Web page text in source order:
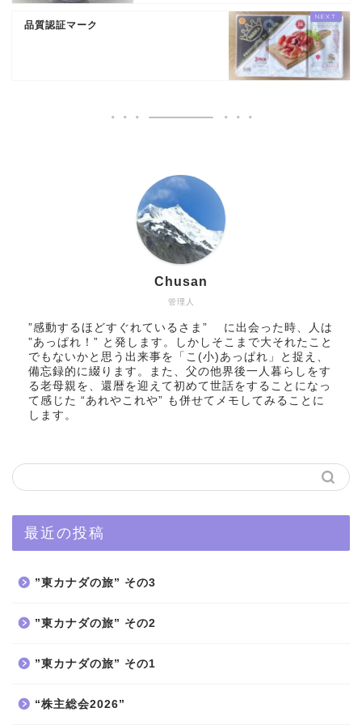
品質認証マーク
管理人
Chusan
”感動するほどすぐれているさま” に出会った時、人は
”あっぱれ！” と発します。しかしそこまで大それたこと
でもないかと思う出来事を「こ(小)あっぱれ」と捉え、
備忘録的に綴ります。また、父の他界後一人暮らしをす
る老母親を、還暦を迎えて初めて世話をすることになっ
て感じた “あれやこれや” も併せてメモしてみることに
します。
最近の投稿
”東カナダの旅” その3
”東カナダの旅” その2
”東カナダの旅” その1
“株主総会2026”